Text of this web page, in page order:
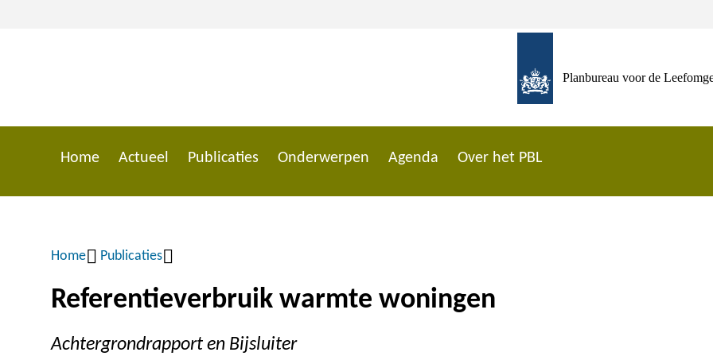
inhoud
Planbureau voor de
Home Actueel Publicaties Onderwerpen Agenda Over het PBL
Kruimelpad
Home Publicaties
Referentieverbruik warmte woningen
Achtergrondrapport en Bijsluiter